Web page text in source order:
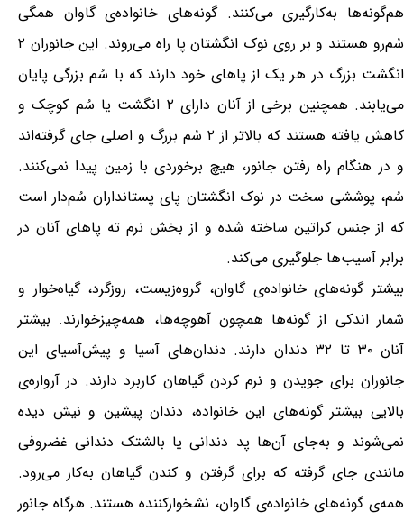
هم‌گونه‌ها به‌کارگیری می‌کنند. گونه‌های خانواده‌ی گاوان همگی
سُم‌رو هستند و بر روی نوک انگشتان پا راه می‌روند. این جانوران ۲
انگشت بزرگ در هر یک از پاهای خود دارند که با سُم بزرگی پایان
می‌یابند. همچنین برخی از آنان دارای ۲ انگشت یا سُم کوچک و
کاهش یافته هستند که بالاتر از ۲ سُم بزرگ و اصلی جای گرفته‌اند
و در هنگام راه رفتن جانور، هیچ برخوردی با زمین پیدا نمی‌کنند.
سُم، پوششی سخت در نوک انگشتان پای پستانداران سُم‌دار است
که از جنس کراتین ساخته شده و از بخش نرم ته پاهای آنان در
برابر آسیب‌ها جلوگیری می‌کند.
بیشتر گونه‌های خانواده‌ی گاوان، گروه‌زیست، روزگرد، گیاه‌خوار و
شمار اندکی از گونه‌ها همچون آهوچه‌ها، همه‌چیزخوارند. بیشتر
آنان ۳۰ تا ۳۲ دندان دارند. دندان‌های آسیا و پیش‌آسیای این
جانوران برای جویدن و نرم کردن گیاهان کاربرد دارند. در آرواره‌ی
بالایی بیشتر گونه‌های این خانواده، دندان پیشین و نیش دیده
نمی‌شوند و به‌جای آن‌ها پد دندانی یا بالشتک دندانی غضروفی
مانندی جای گرفته که برای گرفتن و کندن گیاهان به‌کار می‌رود.
همه‌ی گونه‌های خانواده‌ی گاوان، نشخوارکننده هستند. هرگاه جانور